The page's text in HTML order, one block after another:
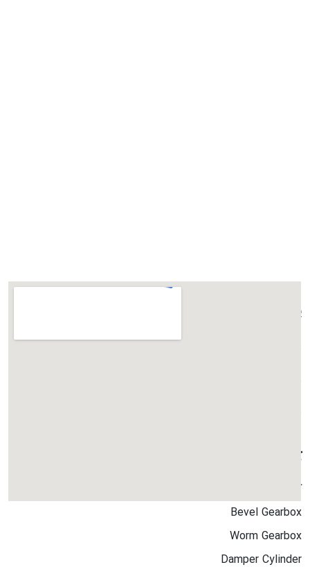
پرفروش ترین ها
کاتالوگ ها
کاتالوگ جامع
Bevel Gearbox
Worm Gearbox
Damper Cylinder